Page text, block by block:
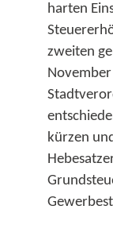
harten
zweiten
kürzen